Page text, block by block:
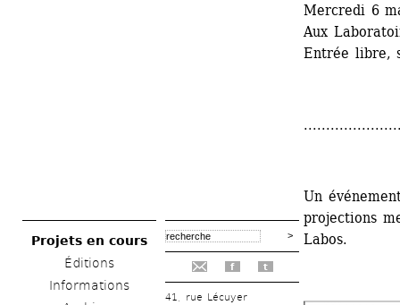
Projets en cours
Éditions
Informations
f t
41, rue Lécuyer
Mercredi 6
Aux
Entrée libre,
Un
projections
Labos.